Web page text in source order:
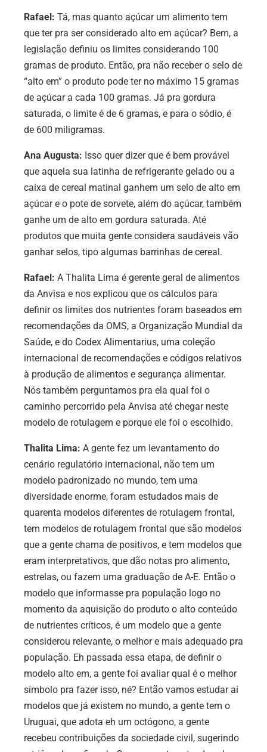
Rafael: Tá, mas quanto açúcar um alimento tem
que ter pra ser considerado alto em açúcar? Bem, a
legislação definiu os limites considerando 100
gramas de produto. Então, pra não receber o selo de
“alto em” o produto pode ter no máximo 15 gramas
de açúcar a cada 100 gramas. Já pra gordura
saturada, o limite é de 6 gramas, e para o sódio, é
de 600 miligramas.
Ana Augusta: Isso quer dizer que é bem provável
que aquela sua latinha de refrigerante gelado ou a
caixa de cereal matinal ganhem um selo de alto em
açúcar e o pote de sorvete, além do açúcar, também
ganhe um de alto em gordura saturada. Até
produtos que muita gente considera saudáveis vão
ganhar selos, tipo algumas barrinhas de cereal.
Rafael: A Thalita Lima é gerente geral de alimentos
da Anvisa e nos explicou que os cálculos para
definir os limites dos nutrientes foram baseados em
recomendações da OMS, a Organização Mundial da
Saúde, e do Codex Alimentarius, uma coleção
internacional de recomendações e códigos relativos
à produção de alimentos e segurança alimentar.
Nós também perguntamos pra ela qual foi o
caminho percorrido pela Anvisa até chegar neste
modelo de rotulagem e porque ele foi o escolhido.
Thalita Lima: A gente fez um levantamento do
cenário regulatório internacional, não tem um
modelo padronizado no mundo, tem uma
diversidade enorme, foram estudados mais de
quarenta modelos diferentes de rotulagem frontal,
tem modelos de rotulagem frontal que são modelos
que a gente chama de positivos, e tem modelos que
eram interpretativos, que dão notas pro alimento,
estrelas, ou fazem uma graduação de A-E. Então o
modelo que informasse pra população logo no
momento da aquisição do produto o alto conteúdo
de nutrientes críticos, é um modelo que a gente
considerou relevante, o melhor e mais adequado pra
população. Eh passada essa etapa, de definir o
modelo alto em, a gente foi avaliar qual é o melhor
símbolo pra fazer isso, né? Então vamos estudar aí
modelos que já existem no mundo, a gente tem o
Uruguai, que adota eh um octógono, a gente
recebeu contribuições da sociedade civil, sugerindo